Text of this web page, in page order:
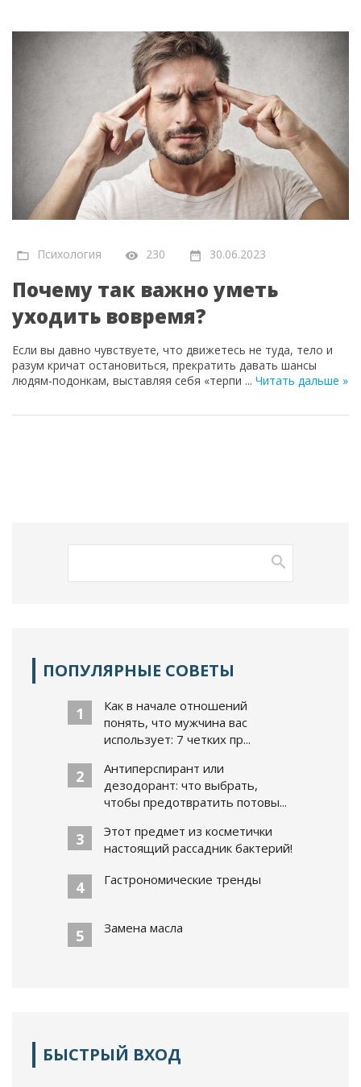
Психология 230 30.06.2023
Почему так важно уметь
уходить вовремя?
Если вы давно чувствуете, что движетесь не туда, тело и
разум кричат остановиться, прекратить давать шансы
людям-подонкам, выставляя себя «терпи ... Читать дальше »
ПОПУЛЯРНЫЕ СОВЕТЫ
1
Как в начале отношений
понять, что мужчина вас
использует: 7 четких пр...
2
Антиперспирант или
дезодорант: что выбрать,
чтобы предотвратить потовы...
3
Этот предмет из косметички
настоящий рассадник бактерий!
4 Гастрономические тренды
5 Замена масла
БЫСТРЫЙ ВХОД